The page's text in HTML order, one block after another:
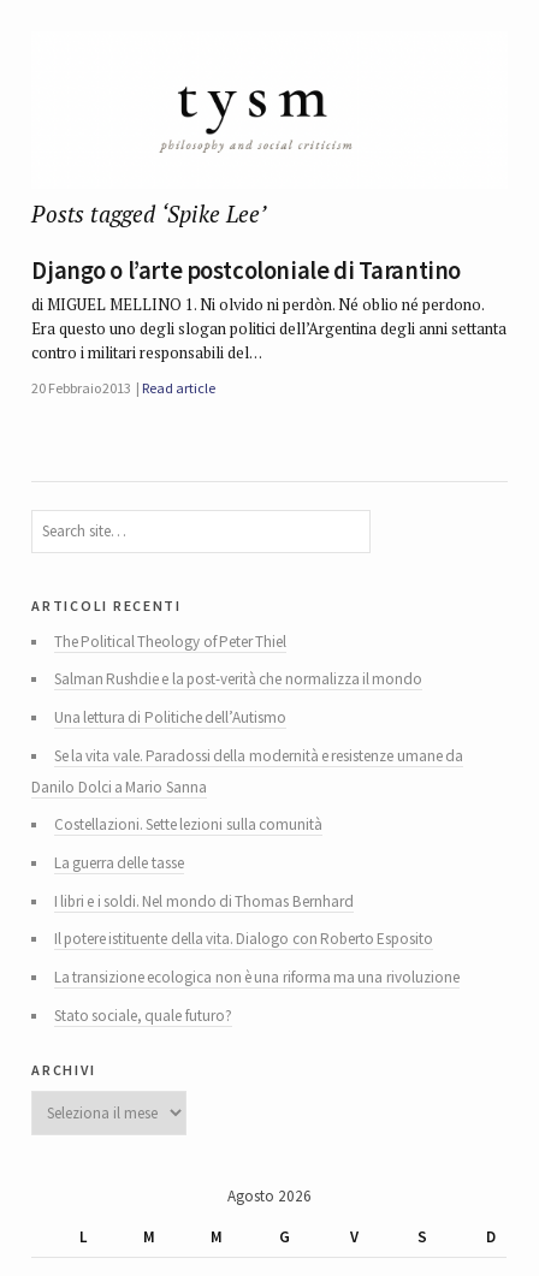
Posts tagged ‘Spike Lee’
Django o l’arte postcoloniale di Tarantino
di MIGUEL MELLINO 1. Ni olvido ni perdòn. Né oblio né perdono.
Era questo uno degli slogan politici dell’Argentina degli anni settanta
contro i militari responsabili del…
20 Febbraio 2013 Read article
articoli recenti
The Political Theology of Peter Thiel
Salman Rushdie e la post-verità che normalizza il mondo
Una lettura di Politiche dell’Autismo
Se la vita vale. Paradossi della modernità e resistenze umane da
Danilo Dolci a Mario Sanna
Costellazioni. Sette lezioni sulla comunità
La guerra delle tasse
I libri e i soldi. Nel mondo di Thomas Bernhard
Il potere istituente della vita. Dialogo con Roberto Esposito
La transizione ecologica non è una riforma ma una rivoluzione
Stato sociale, quale futuro?
archivi
Archivi
Agosto 2026
L
M M G V S D